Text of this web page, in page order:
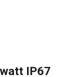
IP67